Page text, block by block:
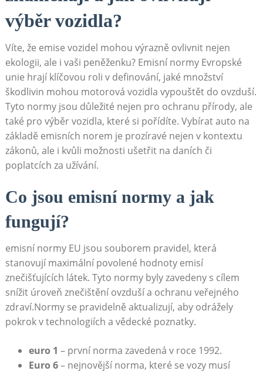
výběr⁢ vozidla?
Víte, že emise vozidel mohou výrazně ovlivnit ‍nejen
ekologii,⁣ ale i ​vaši peněženku? Emisní normy Evropské
⁤unie hrají klíčovou roli v definování, jaké⁢ množství
škodlivin⁣ mohou motorová vozidla⁤ vypouštět‍ do ovzduší.‌
Tyto normy jsou důležité‌ nejen ​pro ochranu přírody, ale
také pro výběr vozidla, které si pořídíte. Vybírat auto ‌na
základě emisních norem je prozíravé nejen v⁤ kontextu
‌zákonů,‌ ale i kvůli možnosti ušetřit‌ na daních ​či
poplatcích za užívání.
Co jsou emisní normy a jak
fungují?
emisní⁣ normy⁣ EU jsou souborem pravidel, která⁣
stanovují maximální povolené hodnoty emisí
znečišťujících látek. ‌Tyto normy byly⁣ zavedeny s cílem
snížit úroveň ⁤znečištění ovzduší a⁤ ochranu ‍veřejného
zdraví.Normy se pravidelně aktualizují, aby odrážely⁤
pokrok v technologiích ​a vědecké poznatky.
euro 1 – první ​norma⁤ zavedená⁢ v roce ​1992.
Euro​ 6– nejnovější norma,⁤ které ⁣se vozy musí